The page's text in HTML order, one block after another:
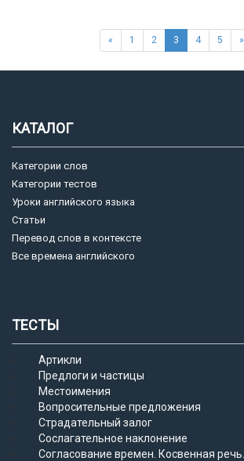
« 1 2 3 4 5 »
КАТАЛОГ
Категории слов
Категории тестов
Уроки английского языка
Статьи
Перевод слов в контексте
Все времена английского
ТЕСТЫ
Артикли
Предлоги и частицы
Местоимения
Вопросительные предложения
Страдательный залог
Сослагательное наклонение
Согласование времен. Косвенная речь.